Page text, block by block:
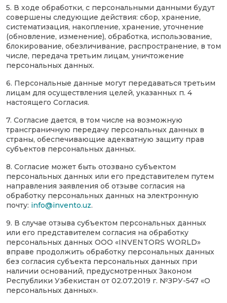
5. В ходе обработки, с персональными данными будут
совершены следующие действия: сбор, хранение,
систематизация, накопление, хранение, уточнение
(обновление, изменение), обработка, использование,
блокирование, обезличивание, распространение, в том
числе, передача третьим лицам, уничтожение
персональных данных.
6. Персональные данные могут передаваться третьим
лицам для осуществления целей, указанных п. 4
настоящего Согласия.
7. Согласие дается, в том числе на возможную
трансграничную передачу персональных данных в
страны, обеспечивающие адекватную защиту прав
субъектов персональных данных.
8. Согласие может быть отозвано субъектом
персональных данных или его представителем путем
направления заявления об отзыве согласия на
обработку персональных данных на электронную
почту: info@invento.uz.
9. В случае отзыва субъектом персональных данных
или его представителем согласия на обработку
персональных данных ООО «INVENTORS WORLD»
вправе продолжить обработку персональных данных
без согласия субъекта персональных данных при
наличии оснований, предусмотренных Законом
Республики Узбекистан от 02.07.2019 г. №ЗРУ-547 «О
персональных данных».